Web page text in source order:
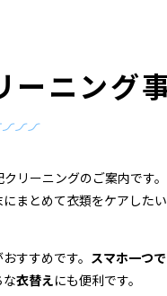
ーニング
クリーニングのご案内です
まとめて衣類をケアしたい
すすめです。 スマホ一つ
衣替えにも便利です。